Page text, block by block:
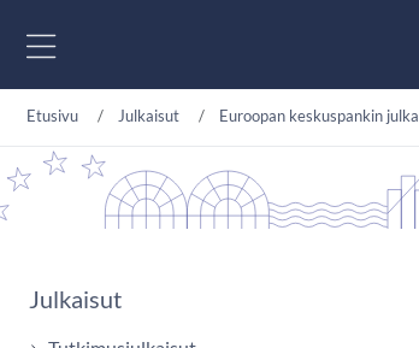
Etusivu Julkaisut Euroopan keskuspankin
Julkaisut